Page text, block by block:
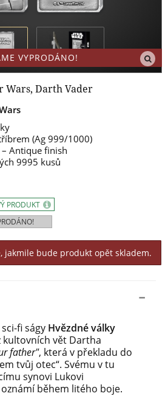
VYPRODÁNO!
Wars, Darth Vader
(Ag 999/1000)
Antique finish
9995 kusů
PRODUKT
jakmile bude produkt opět skladem.
fi ságy Hvězdné války
kultovních vět Dartha
father", která v překladu do
tvůj otec“. Svému v tu
synovi Lukovi
během litého boje.